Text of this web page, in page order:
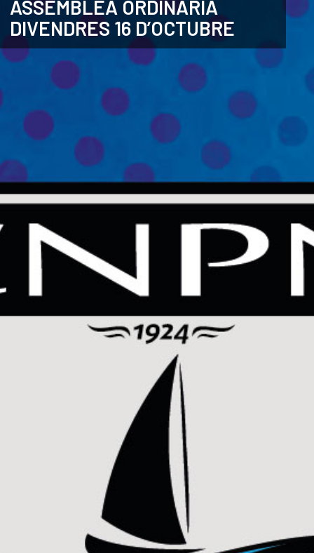
CATALÀ
ASSEMBLEA ORDINÀRIA
DIVENDRES 16 D’OCTUBRE